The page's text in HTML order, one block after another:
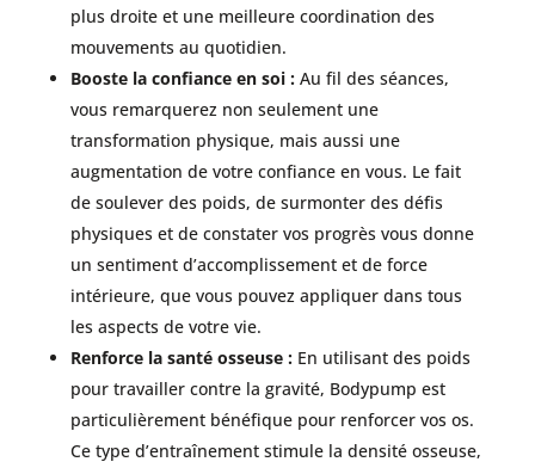
plus droite et une meilleure coordination des
mouvements au quotidien.
Booste la confiance en soi :Au fil des séances,
vous remarquerez non seulement une
transformation physique, mais aussi une
augmentation de votre confiance en vous. Le fait
de soulever des poids, de surmonter des défis
physiques et de constater vos progrès vous donne
un sentiment d’accomplissement et de force
intérieure, que vous pouvez appliquer dans tous
les aspects de votre vie.
Renforce la santé osseuse :En utilisant des poids
pour travailler contre la gravité, Bodypump est
particulièrement bénéfique pour renforcer vos os.
Ce type d’entraînement stimule la densité osseuse,